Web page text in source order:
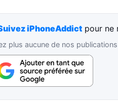
iPhoneAddict pour ne
plus aucune de nos